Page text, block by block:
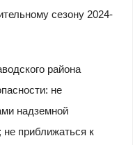
сезону 2024-
района
не
надземной
приближаться к